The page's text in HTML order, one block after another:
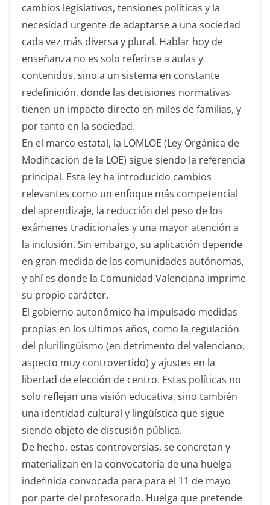
cambios legislativos, tensiones políticas y la
necesidad urgente de adaptarse a una sociedad
cada vez más diversa y plural. Hablar hoy de
enseñanza no es solo referirse a aulas y
contenidos, sino a un sistema en constante
redefinición, donde las decisiones normativas
tienen un impacto directo en miles de familias, y
por tanto en la sociedad.
En el marco estatal, la LOMLOE (Ley Orgánica de
Modificación de la LOE) sigue siendo la referencia
principal. Esta ley ha introducido cambios
relevantes como un enfoque más competencial
del aprendizaje, la reducción del peso de los
exámenes tradicionales y una mayor atención a
la inclusión. Sin embargo, su aplicación depende
en gran medida de las comunidades autónomas,
y ahí es donde la Comunidad Valenciana imprime
su propio carácter.
El gobierno autonómico ha impulsado medidas
propias en los últimos años, como la regulación
del plurilingüismo (en detrimento del valenciano,
aspecto muy controvertido) y ajustes en la
libertad de elección de centro. Estas políticas no
solo reflejan una visión educativa, sino también
una identidad cultural y lingüística que sigue
siendo objeto de discusión pública.
De hecho, estas controversias, se concretan y
materializan en la convocatoria de una huelga
indefinida convocada para para el 11 de mayo
por parte del profesorado. Huelga que pretende